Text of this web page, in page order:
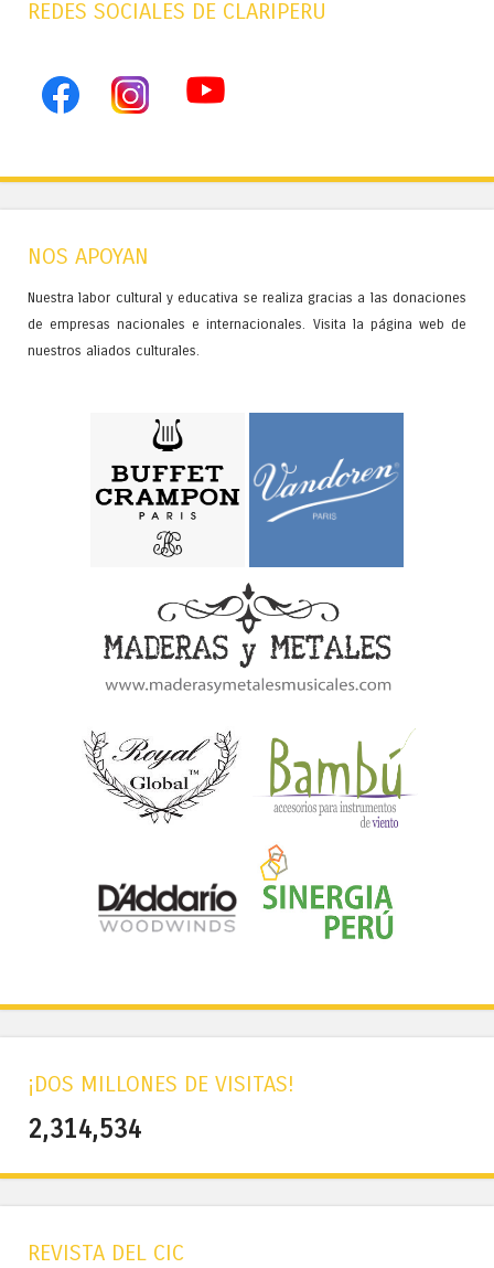
REDES SOCIALES DE CLARIPERU
NOS APOYAN
Nuestra labor cultural y educativa se realiza gracias a las donaciones
de empresas nacionales e internacionales. Visita la página web de
nuestros aliados culturales.
¡DOS MILLONES DE VISITAS!
2,314,534
REVISTA DEL CIC